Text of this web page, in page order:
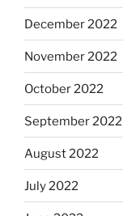
December 2022
November 2022
October 2022
September 2022
August 2022
July 2022